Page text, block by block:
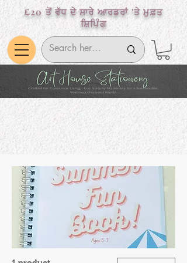
£20 ਤੋਂ ਵੱਧ ਦੇ ਸਾਰੇ ਆਰਡਰਾਂ 'ਤੇ ਮੁਫ਼ਤ
ਸ਼ਿਪਿੰਗ